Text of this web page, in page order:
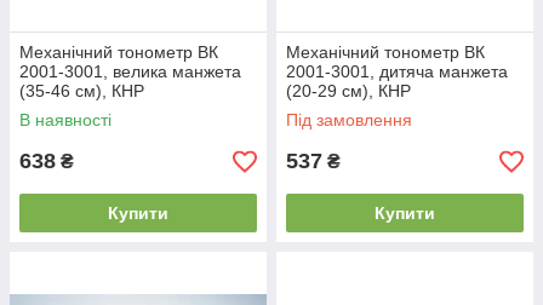
Механічний тонометр ВК
2001-3001, велика манжета
(35-46 см), КНР
В наявності
638 ₴
Купити
Механічний тонометр ВК
2001-3001, дитяча манжета
(20-29 см), КНР
Під замовлення
537 ₴
Купити